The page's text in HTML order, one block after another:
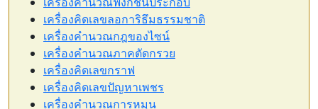
เครื่องคิดเลขลอการิธึมธรรมชาติ
เครื่องคำนวณกฎของไซน์
เครื่องคำนวณภาคตัดกรวย
เครื่องคิดเลขกราฟ
เครื่องคิดเลขปัญหาเพชร
เครื่องคำนวณการหมุน